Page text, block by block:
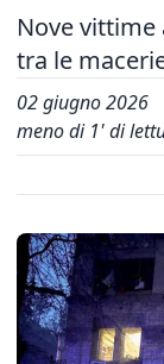
Nove vittime
tra le
02 giugno 2026
meno di 1' di